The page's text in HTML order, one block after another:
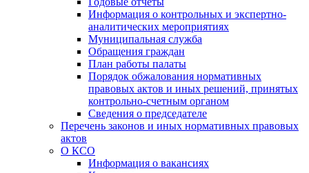
Информация о контрольных и экспертно-
аналитических мероприятиях
Муниципальная служба
Обращения граждан
План работы палаты
Порядок обжалования нормативных
правовых актов и иных решений, принятых
контрольно-счетным органом
Сведения о председателе
Перечень законов и иных нормативных правовых
актов
О КСО
Информация о вакансиях